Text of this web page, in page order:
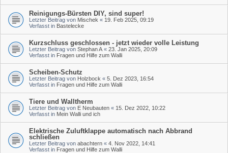
Reinigungs-Bürsten DIY, sind super!
Letzter Beitrag von Mischek « 19. Feb 2025, 09:19
Verfasst in Bastelecke
Kurzschluss geschlossen - jetzt wieder volle Leistung
Letzter Beitrag von Stephan A « 23. Jan 2025, 20:09
Verfasst in Fragen und Hilfe zum Walli
Scheiben-Schutz
Letzter Beitrag von Holzbock « 5. Dez 2023, 16:54
Verfasst in Fragen und Hilfe zum Walli
Tiere und Walltherm
Letzter Beitrag von E Neubauten « 15. Dez 2022, 10:22
Verfasst in Mein Walli und ich
Elektrische Zuluftklappe automatisch nach Abbrand
schließen
Letzter Beitrag von abachtern « 4. Nov 2022, 14:41
Verfasst in Fragen und Hilfe zum Walli